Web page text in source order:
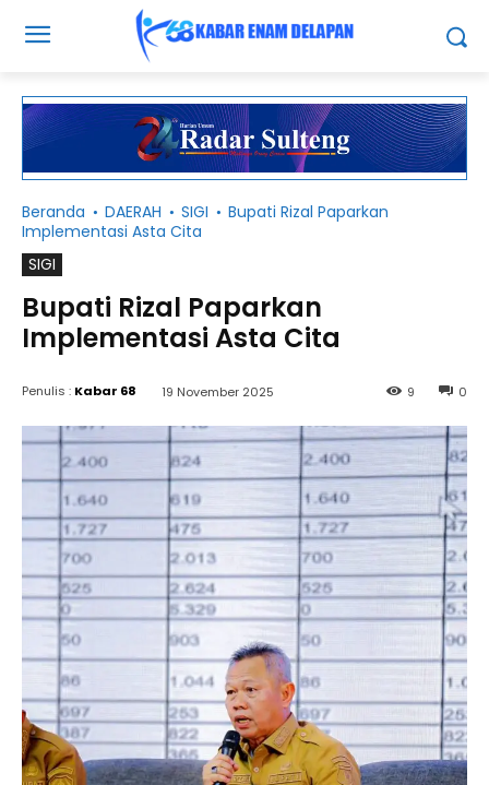
Beranda DAERAH SIGI
Bupati Rizal Paparkan
Implementasi Asta Cita
SIGI
Bupati Rizal Paparkan
Implementasi Asta Cita
Penulis : Kabar 68 19 November 2025 0
9